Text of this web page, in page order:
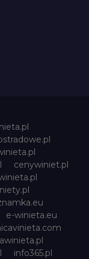
cenywiniet.pl
e-winieta.eu
info365.pl